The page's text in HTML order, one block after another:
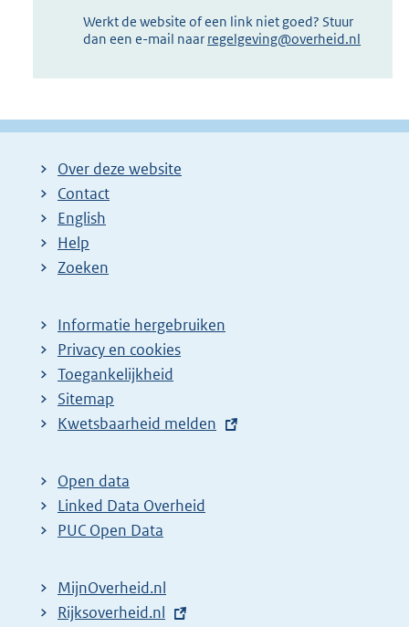
Werkt de website of een link niet goed? Stuur
dan een e-mail naar regelgeving@overheid.nl
Over deze website
Contact
English
Help
Zoeken
Informatie hergebruiken
Privacy en cookies
Toegankelijkheid
Sitemap
E
t
e
r
l
i
Kwetsbaarheid melden
Open data
Linked Data Overheid
PUC Open Data
MijnOverheid.nl
E
Rijksoverheid.nl